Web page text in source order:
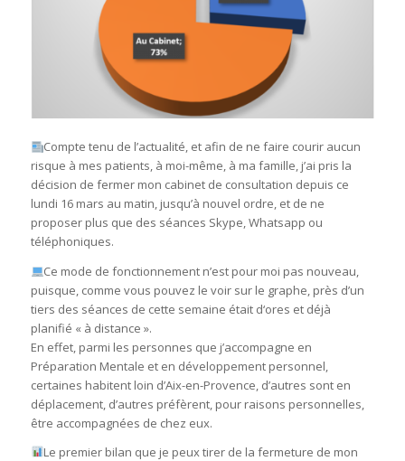
Compte tenu de l’actualité, et afin de ne faire courir aucun
risque à mes patients, à moi-même, à ma famille, j’ai pris la
décision de fermer mon cabinet de consultation depuis ce
lundi 16 mars au matin, jusqu’à nouvel ordre, et de ne
proposer plus que des séances Skype, Whatsapp ou
téléphoniques.
Ce mode de fonctionnement n’est pour moi pas nouveau,
puisque, comme vous pouvez le voir sur le graphe, près d’un
tiers des séances de cette semaine était d‘ores et déjà
planifié « à distance ».
En effet, parmi les personnes que j’accompagne en
Préparation Mentale et en développement personnel,
certaines habitent loin d’Aix-en-Provence, d’autres sont en
déplacement, d’autres préfèrent, pour raisons personnelles,
être accompagnées de chez eux.
Le premier bilan que je peux tirer de la fermeture de mon